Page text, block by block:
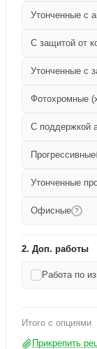
Утонченные с
С защитой от
Фотохромные
С поддержкой
Прогрессивные
Утонченные
Офисные ?
2. Доп. работы
Работа по
Итого с опциями
Прикрепить